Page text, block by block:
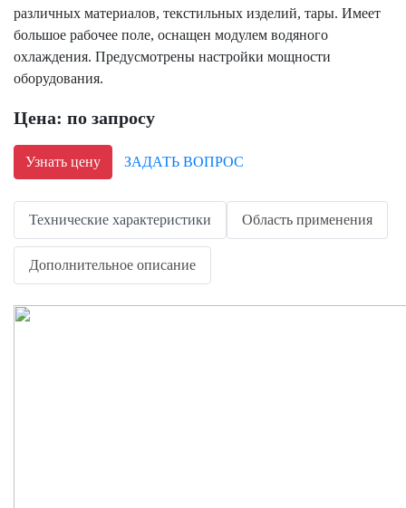
различных материалов, текстильных изделий, тары. Имеет
большое рабочее поле, оснащен модулем водяного
охлаждения. Предусмотрены настройки мощности
оборудования.
Цена: по запросу
Узнать цену ЗАДАТЬ ВОПРОС
Технические характеристики Область применения
Дополнительное описание